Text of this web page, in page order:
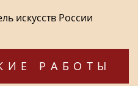
искусств России
РАБОТЫ